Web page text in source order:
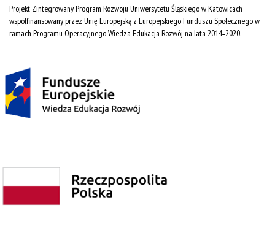
Projekt Zintegrowany Program Rozwoju Uniwersytetu Śląskiego w Katowicach
współfinansowany przez Unię Europejską z Europejskiego Funduszu Społecznego w
ramach Programu Operacyjnego Wiedza Edukacja Rozwój na lata 2014˗2020.